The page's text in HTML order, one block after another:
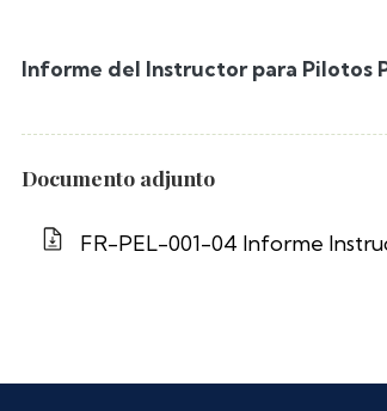
Informe del Instructor para Pilotos
Documento adjunto
FR-PEL-001-04 Informe